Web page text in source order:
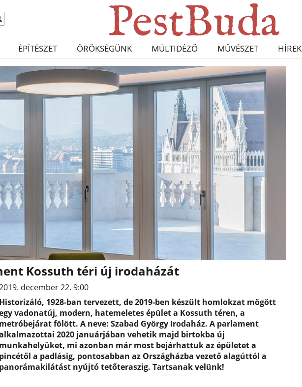
ÉPÍTÉSZET ÖRÖKSÉGÜNK MÚLTIDÉZŐ MŰVÉSZET HÍREK
Kossuth téri új irodaházát
december 22. 9:00
Historizáló, 1928-ban tervezett, de 2019-ben készült homlokzat mögött
vadonatúj, modern, hatemeletes épület a Kossuth téren, a
metróbejárat fölött. A neve: Szabad György Irodaház. A parlament
2020 januárjában vehetik majd birtokba új
munkahelyüket, mi azonban már most bejárhattuk az épületet a
pincétől a padlásig, pontosabban az Országházba vezető alagúttól a
panorámakilátást nyújtó tetőteraszig. Tartsanak velünk!